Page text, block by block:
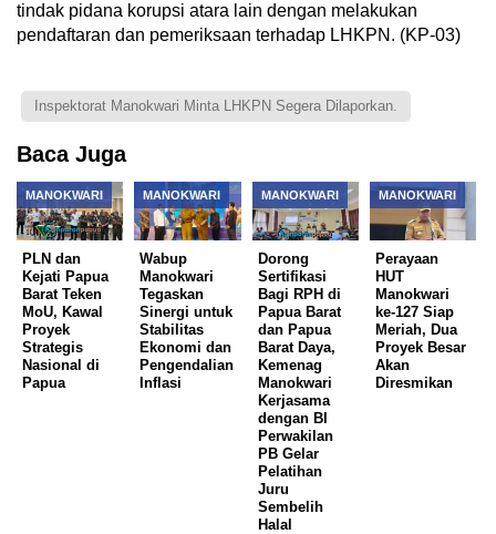
tindak pidana korupsi atara lain dengan melakukan
pendaftaran dan pemeriksaan terhadap LHKPN. (KP-03)
Inspektorat Manokwari Minta LHKPN Segera Dilaporkan.
Baca Juga
MANOKWARI
PLN dan
Kejati Papua
Barat Teken
MoU, Kawal
Proyek
Strategis
Nasional di
Papua
MANOKWARI
Wabup
Manokwari
Tegaskan
Sinergi untuk
Stabilitas
Ekonomi dan
Pengendalian
Inflasi
MANOKWARI
Dorong
Sertifikasi
Bagi RPH di
Papua Barat
dan Papua
Barat Daya,
Kemenag
Manokwari
Kerjasama
dengan BI
Perwakilan
PB Gelar
Pelatihan
Juru
Sembelih
Halal
MANOKWARI
Perayaan
HUT
Manokwari
ke-127 Siap
Meriah, Dua
Proyek Besar
Akan
Diresmikan